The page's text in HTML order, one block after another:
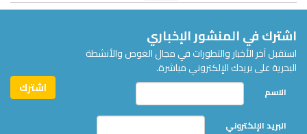
اشترك في المنشور الإخباري
استقبل آخر الأخبار والتطورات في مجال الغوص والأنشطة
البحرية على بريدك الإلكتروني مباشرة.
الاسم
البريد الإلكتروني